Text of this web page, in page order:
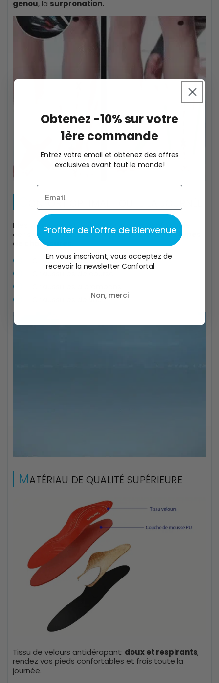
genou, la surpronation.
ONFORT OPTIMAL TOUTE LA JOURNÉE
Elles vous permettent d'être au plus confortable
dans vos chaussures. Conçues pourtous les types
de chaussures.
Chaussures de loisir
Chaussures de ville
MATÉRIAU DE QUALITÉ SUPÉRIEURE
Tissu de velours antidérapant: doux et respirants,
rendez vos pieds confortables et frais toute la
journée.
Obtenez -10% sur votre
1ère commande
Entrez votre email et obtenez des offres
exclusives avant tout le monde!
Profiter de l'offre de Bienvenue
En vous inscrivant, vous acceptez de
recevoir la newsletter Confortal
Non, merci